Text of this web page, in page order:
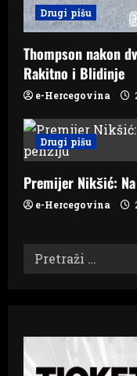
Drugi pišu
Thompson nakon
Rakitno i Blidinje
e-Hercegovina
Drugi pišu
Premijer Nikšić:
e-Hercegovina
Pretraži: